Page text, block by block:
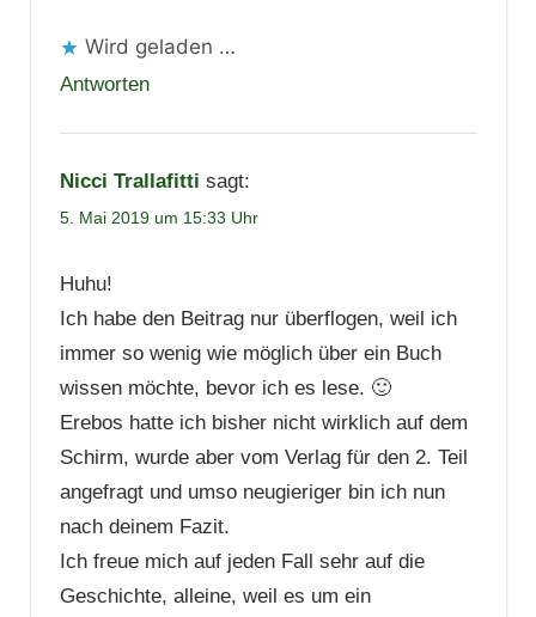
Wird geladen …
Antworten
Nicci Trallafitti sagt:
5. Mai 2019 um 15:33 Uhr
Huhu!
Ich habe den Beitrag nur überflogen, weil ich
immer so wenig wie möglich über ein Buch
wissen möchte, bevor ich es lese. 🙂
Erebos hatte ich bisher nicht wirklich auf dem
Schirm, wurde aber vom Verlag für den 2. Teil
angefragt und umso neugieriger bin ich nun
nach deinem Fazit.
Ich freue mich auf jeden Fall sehr auf die
Geschichte, alleine, weil es um ein